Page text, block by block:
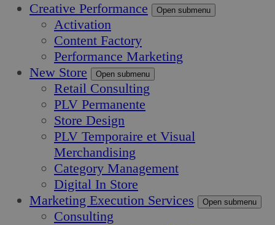
Creative Performance
Open submenu
Activation
Content Factory
Performance Marketing
New Store
Open submenu
Retail Consulting
PLV Permanente
Store Design
PLV Temporaire et Visual
Merchandising
Category Management
Digital In Store
Marketing Execution Services
Open submenu
Consulting